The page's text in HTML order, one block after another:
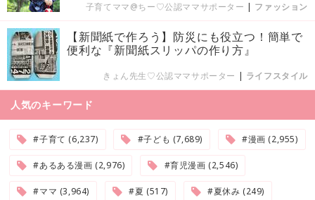
子育てママ@ちー♡公認ママサポーター | ファッション
【新聞紙で作ろう】防災にも役立つ！簡単で
便利な『新聞紙スリッパの作り方』
きょん先生♡公認ママサポーター | ライフスタイル
人気のキーワード
#子育て (6,237) #子ども (7,689) #漫画 (2,955)
#あるある漫画 (2,976) #育児漫画 (2,546)
#ママ (3,964) #夏 (517) #夏休み (249)